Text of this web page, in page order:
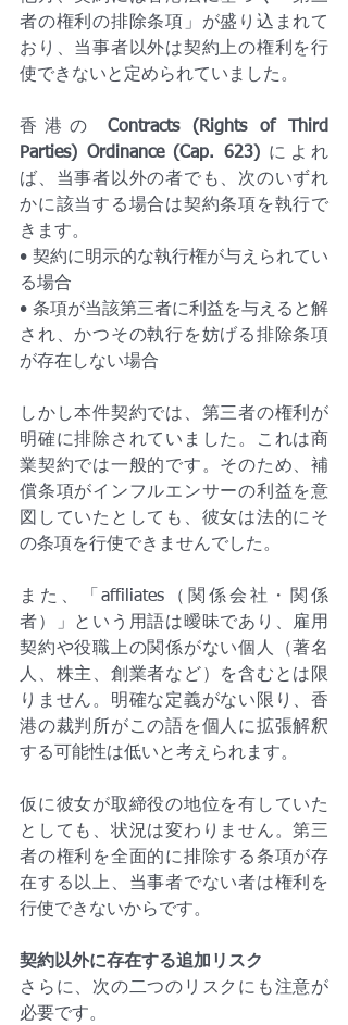
者の権利の排除条項」が盛り込まれて
おり、当事者以外は契約上の権利を行
使できないと定められていました。
香港の Contracts (Rights of Third
Parties) Ordinance (Cap. 623) によれ
ば、当事者以外の者でも、次のいずれ
かに該当する場合は契約条項を執行で
きます。
• 契約に明示的な執行権が与えられてい
る場合
• 条項が当該第三者に利益を与えると解
され、かつその執行を妨げる排除条項
が存在しない場合
しかし本件契約では、第三者の権利が
明確に排除されていました。これは商
業契約では一般的です。そのため、補
償条項がインフルエンサーの利益を意
図していたとしても、彼女は法的にそ
の条項を行使できませんでした。
また、「affiliates（関係会社・関係
者）」という用語は曖昧であり、雇用
契約や役職上の関係がない個人（著名
人、株主、創業者など）を含むとは限
りません。明確な定義がない限り、香
港の裁判所がこの語を個人に拡張解釈
する可能性は低いと考えられます。
仮に彼女が取締役の地位を有していた
としても、状況は変わりません。第三
者の権利を全面的に排除する条項が存
在する以上、当事者でない者は権利を
行使できないからです。
契約以外に存在する追加リスク
さらに、次の二つのリスクにも注意が
必要です。